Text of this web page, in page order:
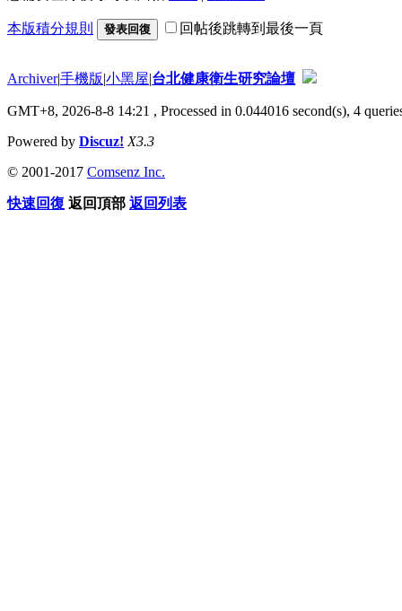
本版積分規則 發表回復 回帖後跳轉到最後一頁
Archiver|手機版|小黑屋|台北健康衛生研究論壇
GMT+8, 2026-8-8 14:21 , Processed in 0.044016 second(s), 4
Powered by Discuz! X3.3
© 2001-2017 Comsenz Inc.
快速回復 返回頂部 返回列表